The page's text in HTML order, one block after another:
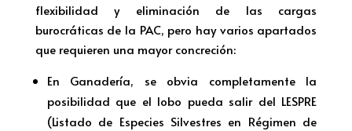
flexibilidad y eliminación de las cargas
burocráticas de la PAC, pero hay varios apartados
que requieren una mayor concreción:
En Ganadería, se obvia completamente la
posibilidad que el lobo pueda salir del LESPRE
(Listado de Especies Silvestres en Régimen de